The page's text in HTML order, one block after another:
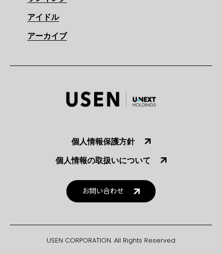
アイドル
アーカイブ
個人情報保護方針
個人情報の取扱いについて
お問い合わせ
USEN CORPORATION. All Rights Reserved